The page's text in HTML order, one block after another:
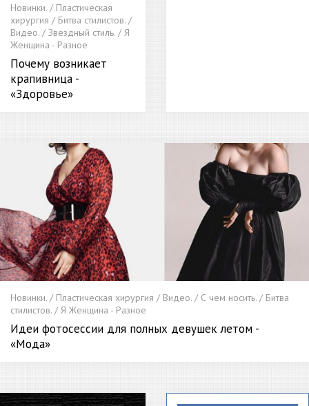
Новинки. / Пластическая хирургия / Видео. / С чем носить. / Битва
стилистов. / Я Женщина - Разное
Идеи фотосессии для полных девушек летом -
«Мода»
Новинки. / Пластическая
хирургия / Битва стилистов. /
Видео. / Звездный стиль. / Я
Женщина - Разное
Почему возникает
крапивница -
«Здоровье»